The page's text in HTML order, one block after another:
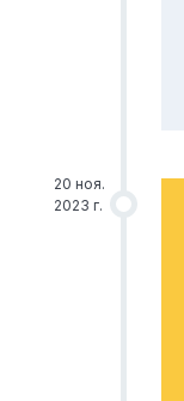
20 ноя.
2023 г.